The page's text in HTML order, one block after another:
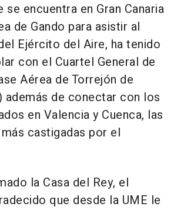
se encuentra en Gran Canaria
de Gando para asistir al
Ejército del Aire, ha tenido
con el Cuartel General de
Aérea de Torrejón de
de conectar con los
en Valencia y Cuenca, las
castigadas por el
la Casa del Rey, el
que desde la UME le